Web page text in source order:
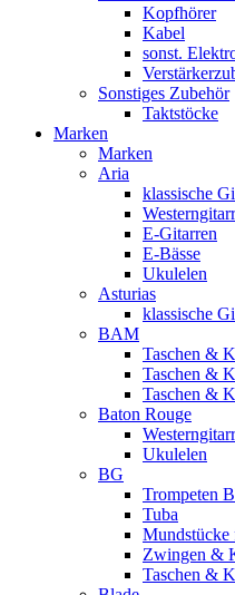
Kopfhörer
Kabel
sonst.
Sonstiges Zubehör
Taktstöcke
Marken
Marken
Aria
klassische
E-Gitarren
E-Bässe
Ukulelen
Asturias
klassische
BAM
Taschen &
Taschen &
Taschen &
Baton Rouge
Ukulelen
BG
Trompeten
Tuba
Mundstücke
Zwingen &
Taschen &